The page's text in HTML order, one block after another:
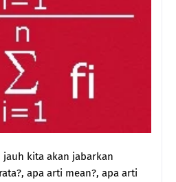
kita akan jabarkan
apa arti mean?, apa arti